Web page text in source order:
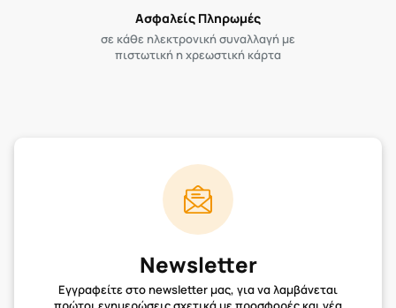
Ασφαλείς Πληρωμές
σε κάθε ηλεκτρονική συναλλαγή με
πιστωτική η χρεωστική κάρτα
Newsletter
Εγγραφείτε στο newsletter μας, για να λαμβάνεται